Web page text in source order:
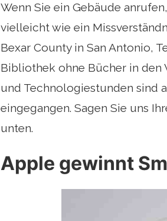
Wenn Sie ein Gebäude
vielleicht wie ein
Bexar County in San Antonio,
Bibliothek ohne Bücher in den
und Technologiestunden sind
eingegangen. Sagen Sie uns
unten.
Apple gewinnt